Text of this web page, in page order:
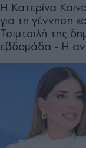
Η Κατερίνα
για τη γέννηση
Τσιμτσιλή της
εβδομάδα - Η